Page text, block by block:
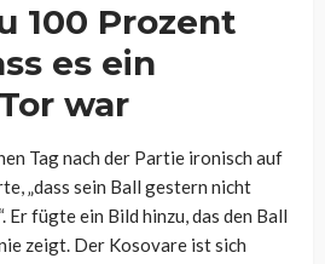
100 Prozent
es ein
war
Tag nach der Partie ironisch auf
„dass sein Ball gestern nicht
Er fügte ein Bild hinzu, das den Ball
zeigt. Der Kosovare ist sich